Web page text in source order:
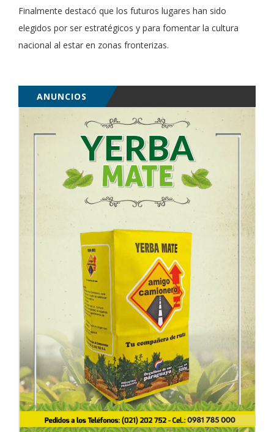
Finalmente destacó que los futuros lugares han sido
elegidos por ser estratégicos y para fomentar la cultura
nacional al estar en zonas fronterizas.
ANUNCIOS